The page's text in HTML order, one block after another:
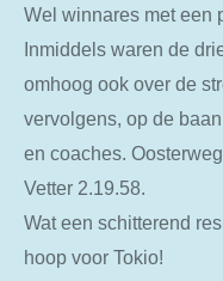
Wel winnares met een
Inmiddels waren de
omhoog ook over de
vervolgens, op de
en coaches.
Vetter 2.19.58.
Wat een schitterend
hoop voor Tokio!